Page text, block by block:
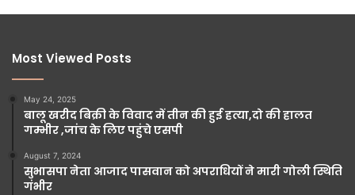
Most Viewed Posts
May 24, 2025
बालू खरीद बिक्री के विवाद में तीन की हुई हत्या,दो की हालत
गम्भीर ,जांच के लिए पहुंचे एसपी
August 7, 2024
सुभासपा नेता आजाद पासवान को अपराधियों ने मारी गोली स्थिति
गंभीर